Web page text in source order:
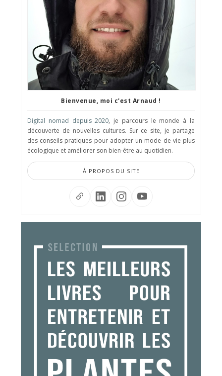
Bienvenue, moi c'est Arnaud !
Digital nomad depuis 2020, je parcours le monde à la
découverte de nouvelles cultures. Sur ce site, je partage
des conseils pratiques pour adopter un mode de vie plus
écologique et améliorer son bien-être au quotidien.
À PROPOS DU SITE